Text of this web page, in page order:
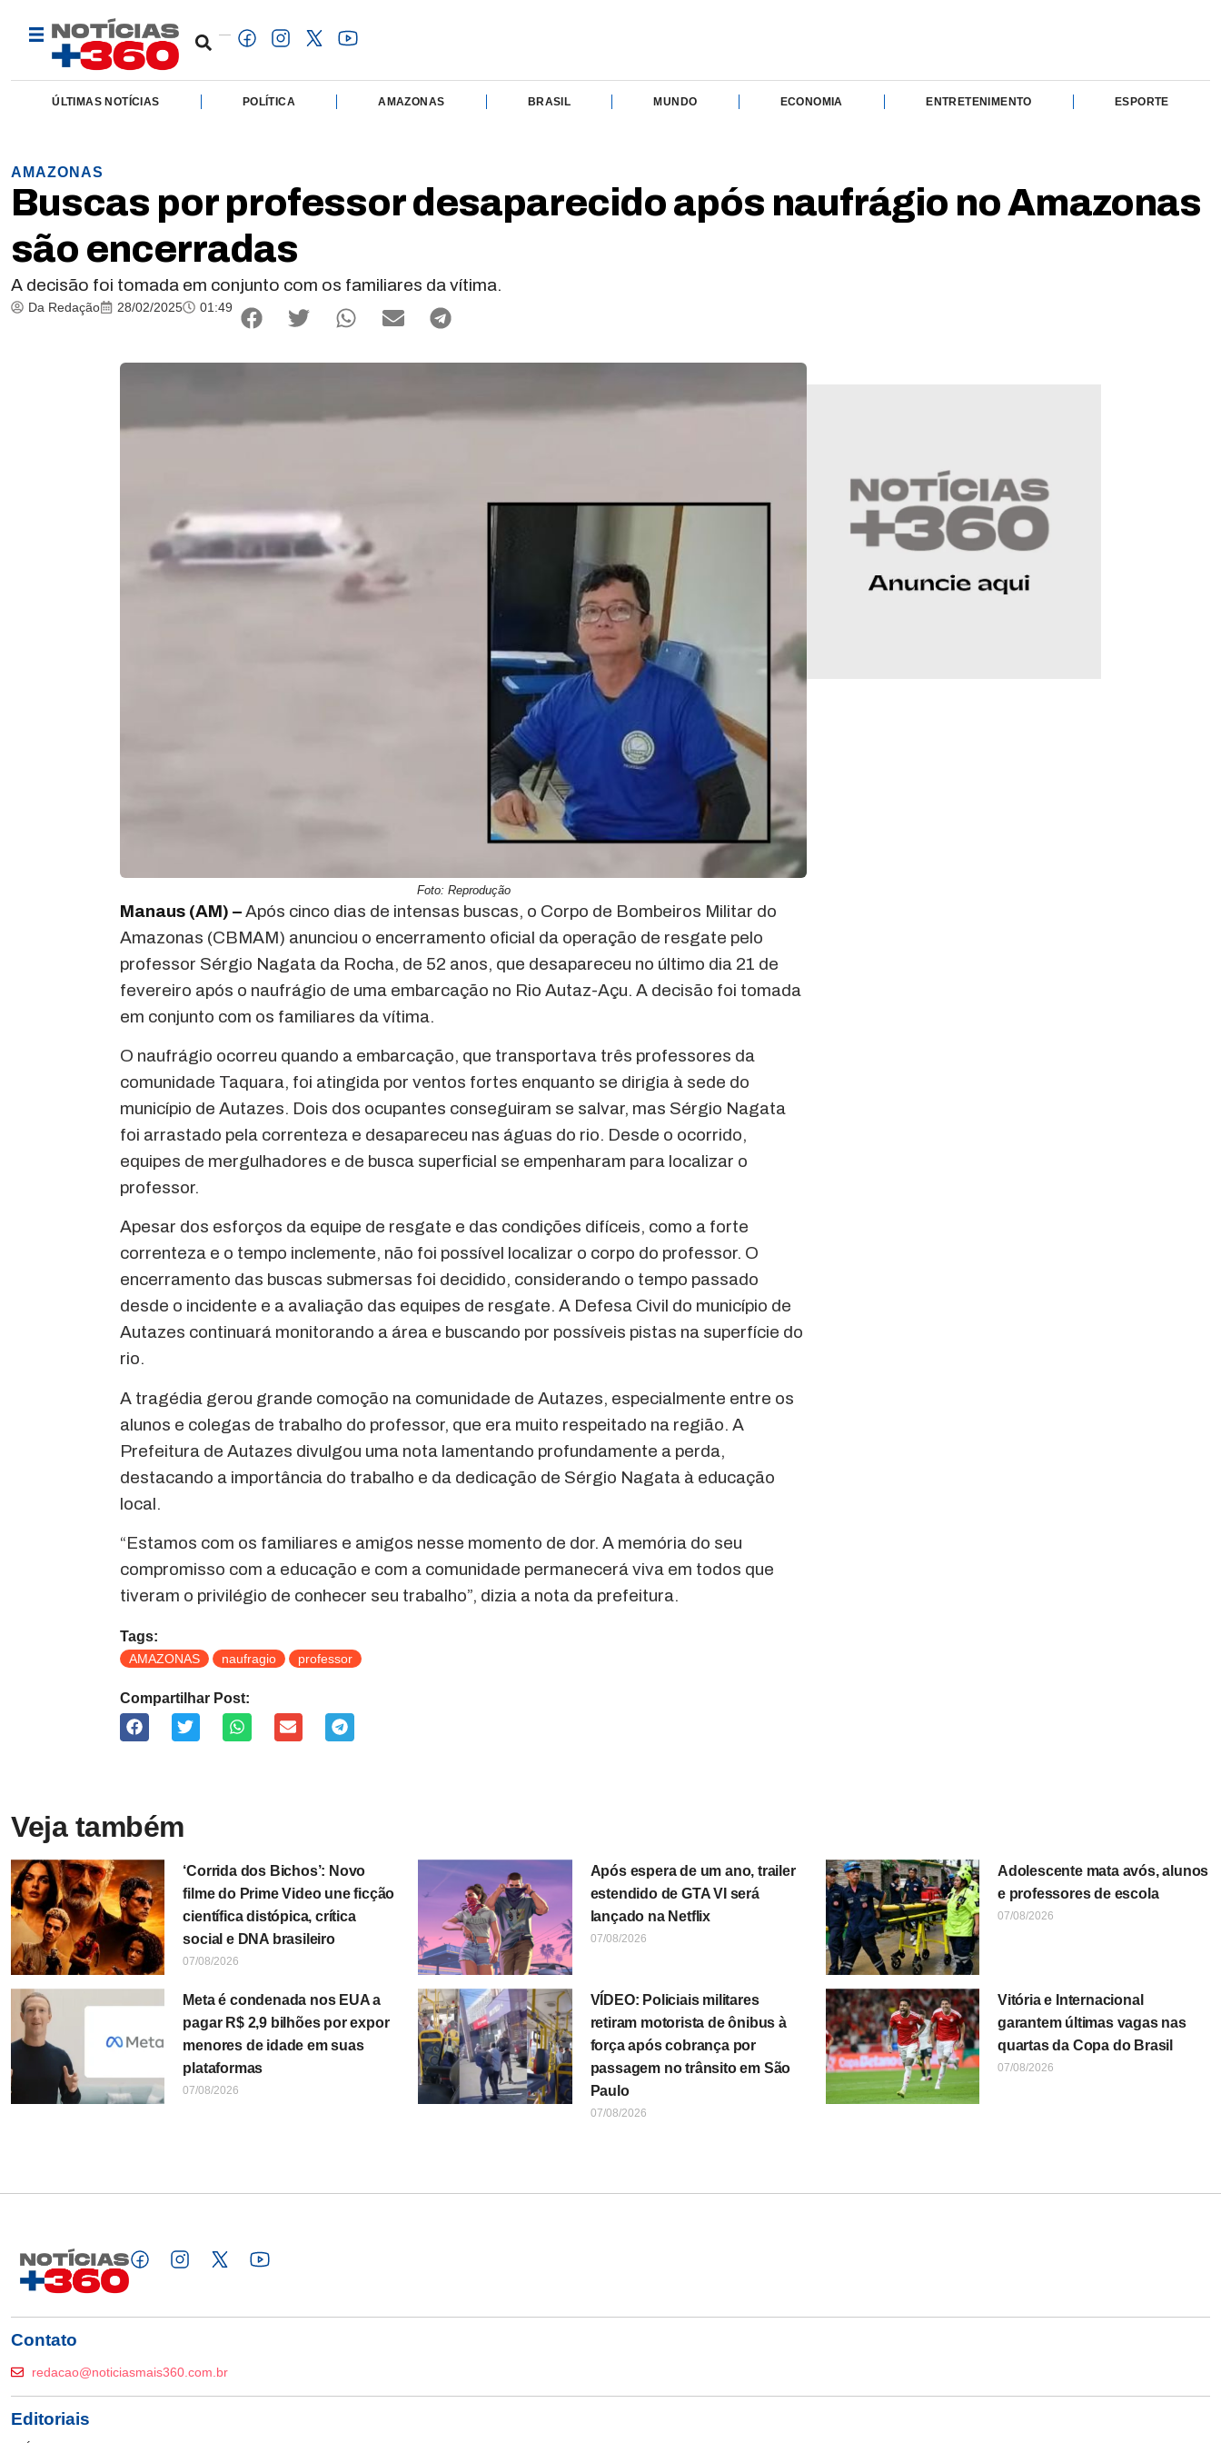
ÚLTIMAS NOTÍCIAS POLÍTICA AMAZONAS BRASIL MUNDO ECONOMIA ENTRETENIMENTO ESPORTE
AMAZONAS
Buscas por professor desaparecido após naufrágio no Amazonas
são encerradas
A decisão foi tomada em conjunto com os familiares da vítima.
Da Redação 28/02/2025 01:49
Foto: Reprodução
Manaus (AM) –Após cinco dias de intensas buscas, o Corpo de Bombeiros Militar do
Amazonas (CBMAM) anunciou o encerramento oficial da operação de resgate pelo
professor Sérgio Nagata da Rocha, de 52 anos, que desapareceu no último dia 21 de
fevereiro após o naufrágio de uma embarcação no Rio Autaz-Açu. A decisão foi tomada
em conjunto com os familiares da vítima.
O naufrágio ocorreu quando a embarcação, que transportava três professores da
comunidade Taquara, foi atingida por ventos fortes enquanto se dirigia à sede do
município de Autazes. Dois dos ocupantes conseguiram se salvar, mas Sérgio Nagata
foi arrastado pela correnteza e desapareceu nas águas do rio. Desde o ocorrido,
equipes de mergulhadores e de busca superficial se empenharam para localizar o
professor.
Apesar dos esforços da equipe de resgate e das condições difíceis, como a forte
correnteza e o tempo inclemente, não foi possível localizar o corpo do professor. O
encerramento das buscas submersas foi decidido, considerando o tempo passado
desde o incidente e a avaliação das equipes de resgate. A Defesa Civil do município de
Autazes continuará monitorando a área e buscando por possíveis pistas na superfície do
rio.
A tragédia gerou grande comoção na comunidade de Autazes, especialmente entre os
alunos e colegas de trabalho do professor, que era muito respeitado na região. A
Prefeitura de Autazes divulgou uma nota lamentando profundamente a perda,
destacando a importância do trabalho e da dedicação de Sérgio Nagata à educação
local.
“Estamos com os familiares e amigos nesse momento de dor. A memória do seu
compromisso com a educação e com a comunidade permanecerá viva em todos que
tiveram o privilégio de conhecer seu trabalho”, dizia a nota da prefeitura.
Tags:
AMAZONAS naufragio professor
Compartilhar Post:
Veja também
‘Corrida dos Bichos’: Novo
filme do Prime Video une ficção
científica distópica, crítica
social e DNA brasileiro
07/08/2026
Após espera de um ano, trailer
estendido de GTA VI será
lançado na Netflix
07/08/2026
Adolescente mata avós, alunos
e professores de escola
07/08/2026
Meta é condenada nos EUA a
pagar R$ 2,9 bilhões por expor
menores de idade em suas
plataformas
07/08/2026
VÍDEO: Policiais militares
retiram motorista de ônibus à
força após cobrança por
passagem no trânsito em São
Paulo
07/08/2026
Vitória e Internacional
garantem últimas vagas nas
quartas da Copa do Brasil
07/08/2026
Contato
redacao@noticiasmais360.com.br
Editoriais